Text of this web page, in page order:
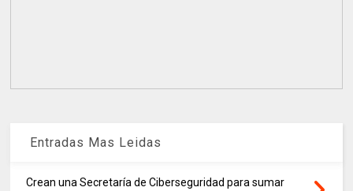
Entradas Mas Leidas
Crean una Secretaría de Ciberseguridad para sumar